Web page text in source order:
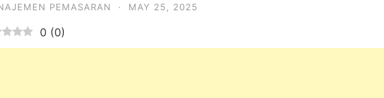
PEMASARAN · MAY 25, 2025
0 (0)